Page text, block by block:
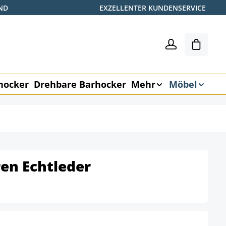
EXZELLENTER KUNDENSERVICE
Drehbare Barhocker Mehr Möbel
Echtleder